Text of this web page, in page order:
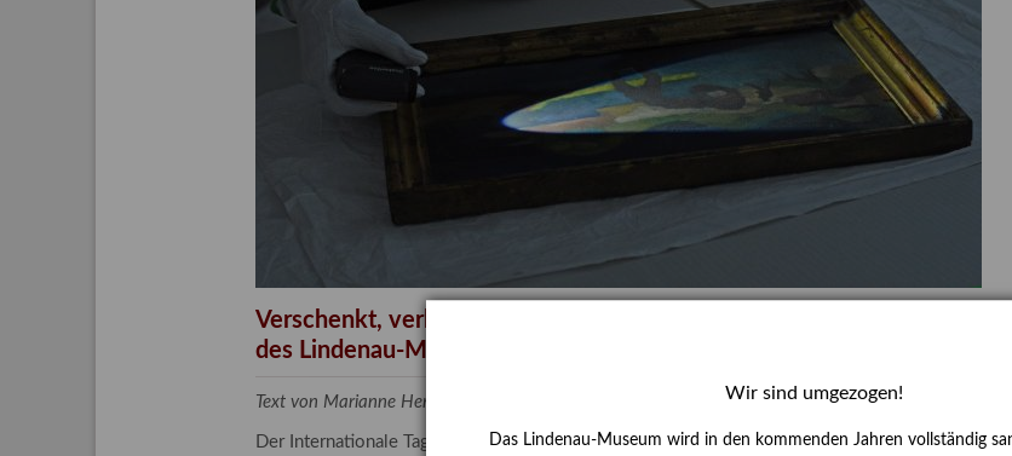
Bestandskataloge & Editionen
Gesamtverzeichnis
Kalender
Restaurierung
Forschung
Verschenkt, verkauft, vergessen? – Kunstdetektivinnen im Dienste
des Lindenau-Museums
Text von Marianne Henke, Provenienzforscherin am Lindenau-Museum Altenburg
Der Internationale Tag der Frauen und Mädchen in der Wissenschaft wurde 2015 in der
Wir sind umgezogen!
Das Lindenau-Museum wird in den kommenden Jahren vollständig